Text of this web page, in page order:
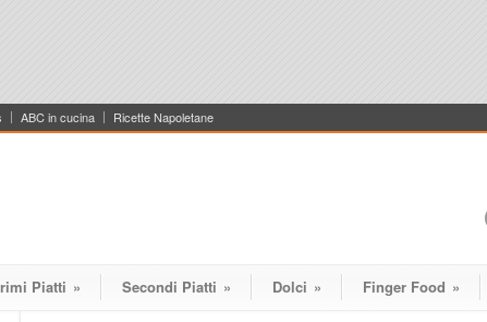
ABC in cucina Ricette Napoletane
Piatti » Secondi Piatti » Dolci » Finger Food »